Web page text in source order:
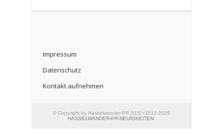
Impressum
Datenschutz
Kontakt aufnehmen
© Copyright by Hasselwander-PR 2011+2012-2026
HASSELWANDER-PR-NEUIGKEITEN.